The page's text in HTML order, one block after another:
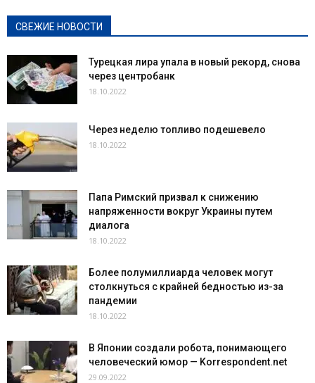
СВЕЖИЕ НОВОСТИ
Турецкая лира упала в новый рекорд, снова
через центробанк
18.10.2022
Через неделю топливо подешевело
18.10.2022
Папа Римский призвал к снижению
напряженности вокруг Украины путем
диалога
18.10.2022
Более полумиллиарда человек могут
столкнуться с крайней бедностью из-за
пандемии
18.10.2022
В Японии создали робота, понимающего
человеческий юмор — Korrespondent.net
29.09.2022